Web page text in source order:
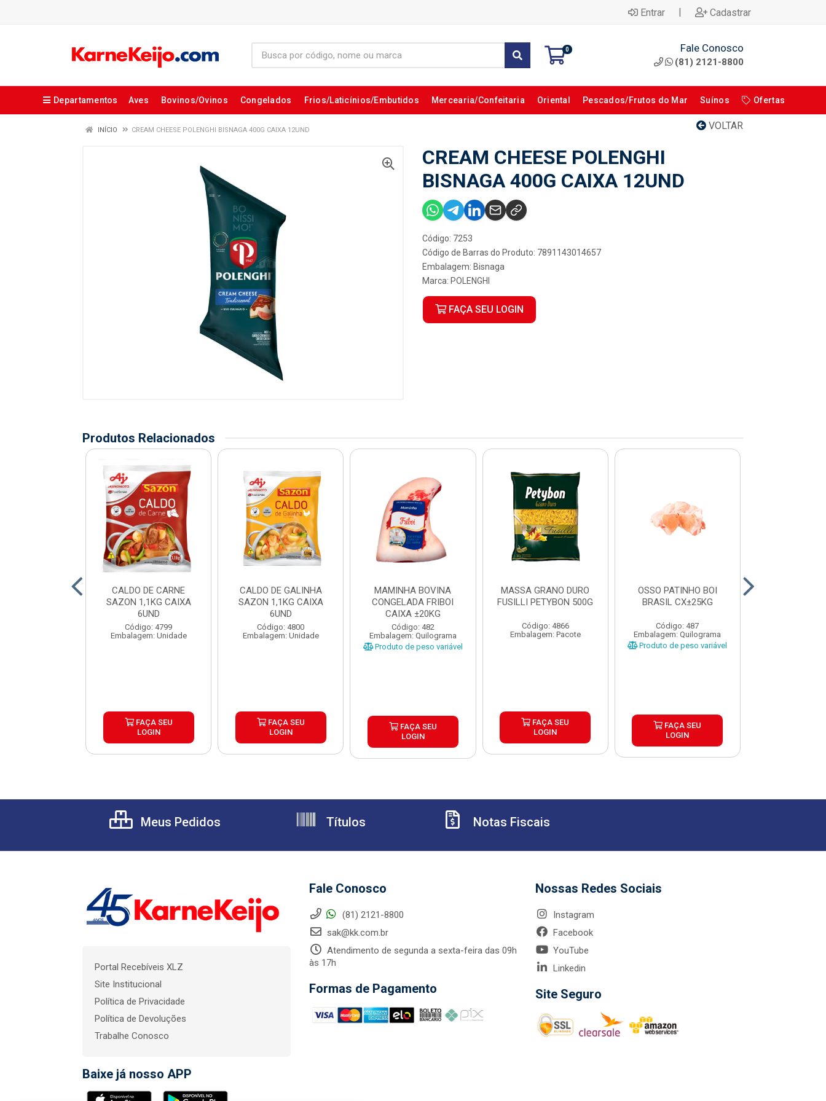
Entrar | Cadastrar
0 Fale Conosco
(81) 2121-8800
Departamentos Aves Bovinos/Ovinos Congelados Frios/Laticínios/Embutidos Mercearia/Confeitaria Oriental Pescados/Frutos do Mar Suínos Ofertas
VOLTAR
INÍCIO CREAM CHEESE POLENGHI BISNAGA 400G CAIXA 12UND
CREAM CHEESE POLENGHI
BISNAGA 400G CAIXA 12UND
Código: 7253
Código de Barras do Produto: 7891143014657
Embalagem: Bisnaga
Marca: POLENGHI
FAÇA SEU LOGIN
Produtos Relacionados
CALDO DE CARNE
SAZON 1,1KG CAIXA
6UND
Código: 4799
Embalagem: Unidade
FAÇA SEU
LOGIN
CALDO DE GALINHA
SAZON 1,1KG CAIXA
6UND
Código: 4800
Embalagem: Unidade
FAÇA SEU
LOGIN
MAMINHA BOVINA
CONGELADA FRIBOI
CAIXA ±20KG
Código: 482
Embalagem: Quilograma
Produto de peso variável
FAÇA SEU
LOGIN
MASSA GRANO DURO
FUSILLI PETYBON 500G
Código: 4866
Embalagem: Pacote
FAÇA SEU
LOGIN
OSSO PATINHO BOI
BRASIL CX±25KG
Código: 487
Embalagem: Quilograma
Produto de peso variável
FAÇA SEU
LOGIN
Meus Pedidos Títulos Notas Fiscais
Portal Recebíveis XLZ
Site Institucional
Política de Privacidade
Política de Devoluções
Trabalhe Conosco
Baixe já nosso APP
Fale Conosco
(81) 2121-8800
sak@kk.com.br
Atendimento de segunda a sexta-feira das 09h
às 17h
Formas de Pagamento
Nossas Redes Sociais
Instagram
Facebook
YouTube
Linkedin
Site Seguro